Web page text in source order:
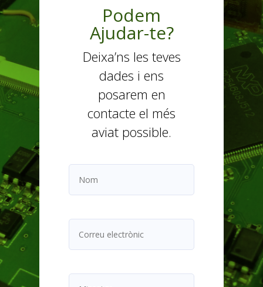
Podem
Ajudar-te?
Deixa’ns les teves
dades i ens
posarem en
contacte el més
aviat possible.